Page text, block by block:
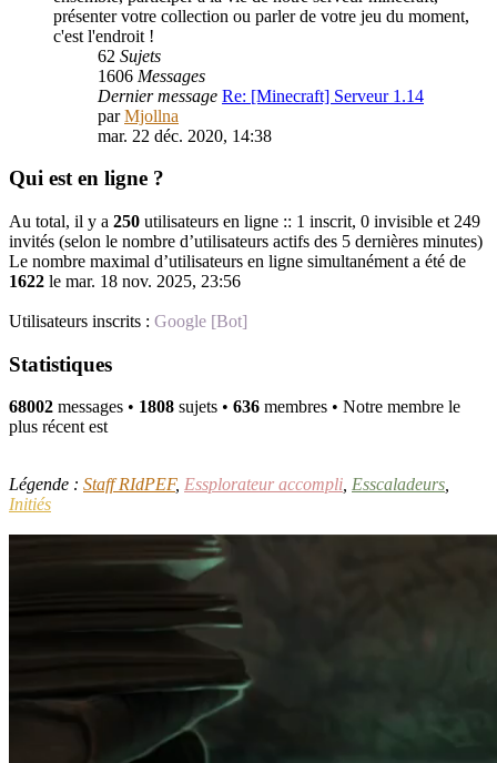
présenter votre collection ou parler de votre jeu du moment,
c'est l'endroit !
62 Sujets
1606 Messages
Dernier message Re: [Minecraft] Serveur 1.14
parMjollna
mar. 22 déc. 2020, 14:38
Qui est en ligne ?
Au total, il y a 250 utilisateurs en ligne :: 1 inscrit, 0 invisible et 249
invités (selon le nombre d’utilisateurs actifs des 5 dernières minutes)
Le nombre maximal d’utilisateurs en ligne simultanément a été de
1622 le mar. 18 nov. 2025, 23:56
Utilisateurs inscrits : Google [Bot]
Statistiques
68002 messages • 1808 sujets • 636 membres • Notre membre le
plus récent est
Légende : Staff RIdPEF, Essplorateur accompli Esscaladeurs
Initiés